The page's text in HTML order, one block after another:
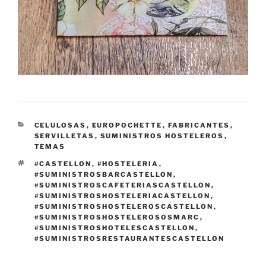
CATEGORÍAS
CELULOSAS , EUROPOCHETTE , FABRICANTES ,
SERVILLETAS , SUMINISTROS HOSTELEROS ,
TEMAS
ETIQUETAS
#CASTELLON , #HOSTELERIA ,
#SUMINISTROSBARCASTELLON ,
#SUMINISTROSCAFETERIASCASTELLON ,
#SUMINISTROSHOSTELERIACASTELLON ,
#SUMINISTROSHOSTELEROSCASTELLON ,
#SUMINISTROSHOSTELEROSOSMARC ,
#SUMINISTROSHOTELESCASTELLON ,
#SUMINISTROSRESTAURANTESCASTELLON